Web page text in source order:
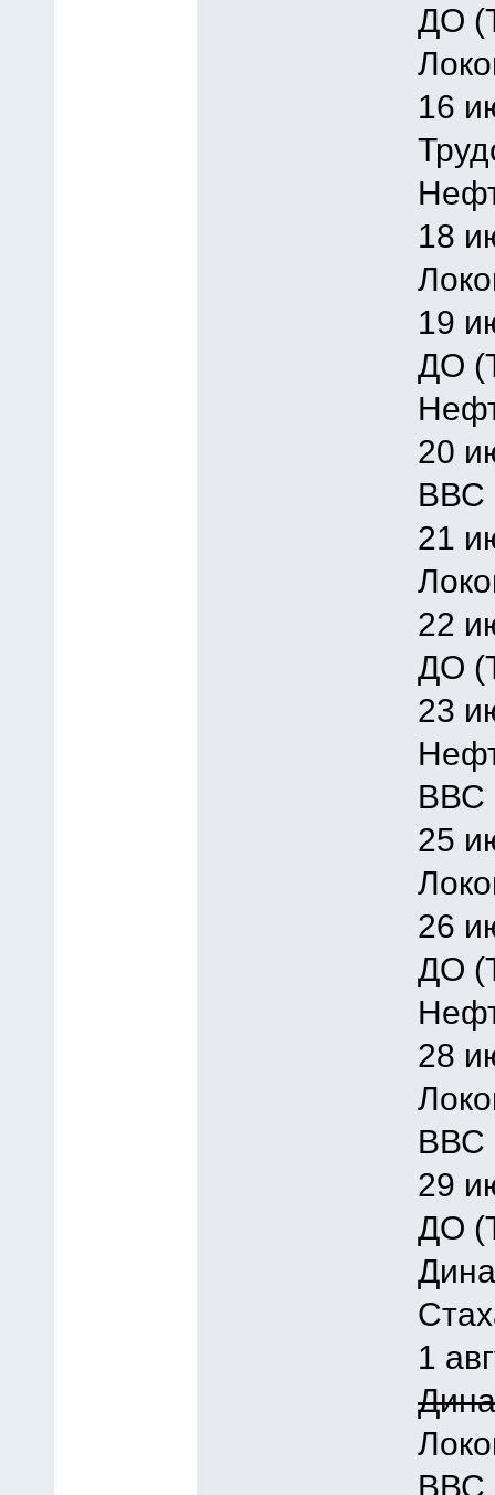
ДО
16
18
19
ДО
20
ВВС
21
22
ДО
23
ВВС
25
26
ДО
28
ВВС
29
ДО
1
ВВС